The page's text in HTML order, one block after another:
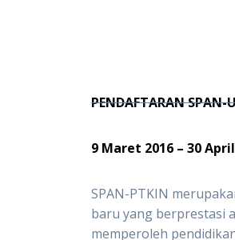
PENDAFTARAN SPAN-
9 Maret 2016 – 30
SPAN-PTKIN
baru yang berprestasi
memperoleh